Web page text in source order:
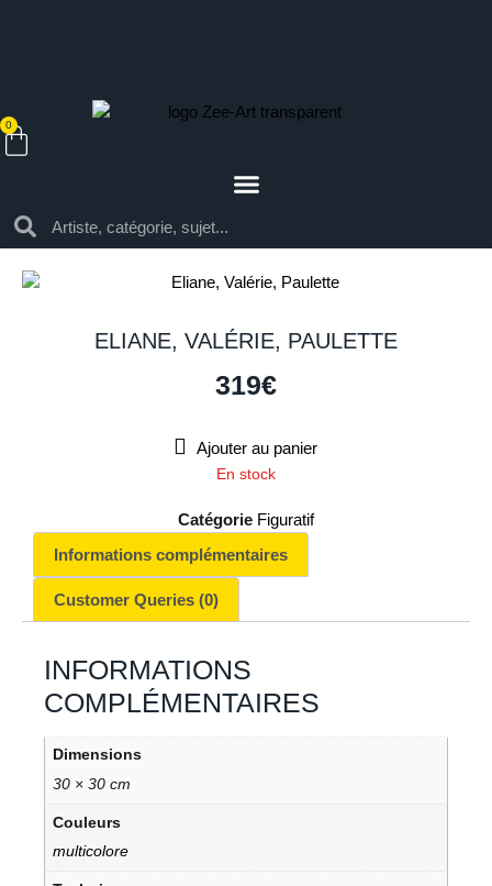
0
ELIANE, VALÉRIE, PAULETTE
319€
Ajouter au panier
En stock
Catégorie Figuratif
Informations complémentaires
Customer Queries (0)
INFORMATIONS
COMPLÉMENTAIRES
Dimensions
30 × 30 cm
Couleurs
multicolore